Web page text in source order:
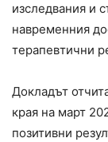
изследвания и
навременния
терапевтични
Докладът
края на март
позитивни